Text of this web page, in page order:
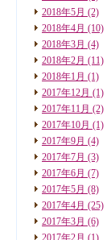
2018年5月 (2)
2018年4月 (10)
2018年3月 (4)
2018年2月 (11)
2018年1月 (1)
2017年12月 (1)
2017年11月 (2)
2017年10月 (1)
2017年9月 (4)
2017年7月 (3)
2017年6月 (7)
2017年5月 (8)
2017年4月 (25)
2017年3月 (6)
2017年2月 (1)